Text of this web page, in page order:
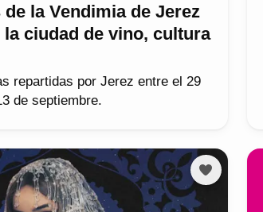
de la Vendimia de Jerez
la ciudad de vino, cultura
repartidas por Jerez entre el 29
de septiembre.